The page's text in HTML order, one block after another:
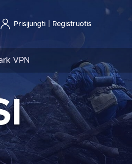
Prisijungti Registruotis
VPN